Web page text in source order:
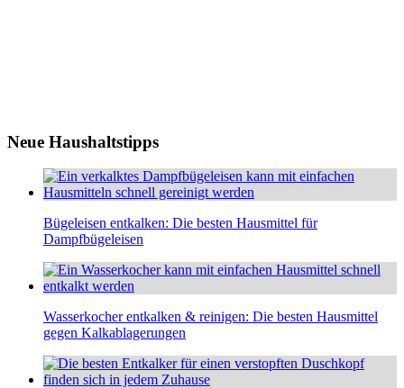
Neue Haushaltstipps
Bügeleisen entkalken: Die besten Hausmittel für
Dampfbügeleisen
Wasserkocher entkalken & reinigen: Die besten Hausmittel
gegen Kalkablagerungen